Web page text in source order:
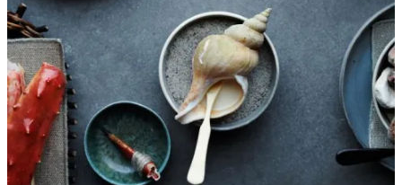
Planlæg din tur
CopenPay
Copenhagen Card